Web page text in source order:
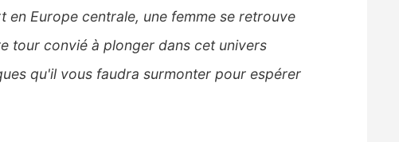
Europe centrale, une femme se retrouve
tour convié à plonger dans cet univers
qu'il vous faudra surmonter pour espérer